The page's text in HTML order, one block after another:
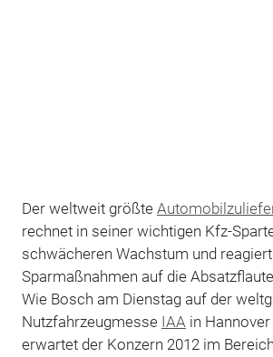
Der weltweit größte
rechnet in seiner wichtigen Kfz-
schwächeren Wachstum und
Sparmaßnahmen auf die
Wie Bosch am Dienstag auf der
Nutzfahrzeugmesse IAAin
erwartet der Konzern 2012 im Bereich